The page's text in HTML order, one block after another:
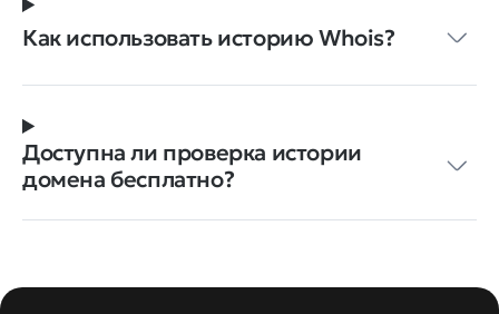
Как использовать историю Whois?
Доступна ли проверка истории
домена бесплатно?